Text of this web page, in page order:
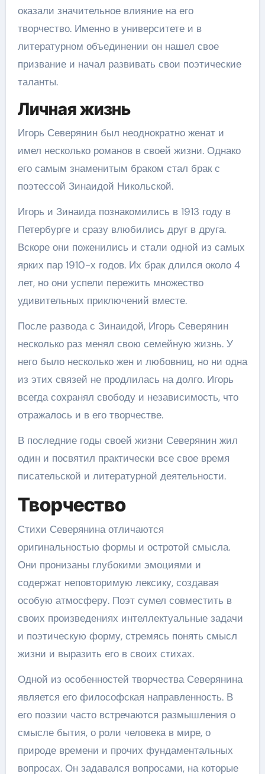
оказали значительное влияние на его
творчество. Именно в университете и в
литературном объединении он нашел свое
призвание и начал развивать свои поэтические
таланты.
Личная жизнь
Игорь Северянин был неоднократно женат и
имел несколько романов в своей жизни. Однако
его самым знаменитым браком стал брак с
поэтессой Зинаидой Никольской.
Игорь и Зинаида познакомились в 1913 году в
Петербурге и сразу влюбились друг в друга.
Вскоре они поженились и стали одной из самых
ярких пар 1910-х годов. Их брак длился около 4
лет, но они успели пережить множество
удивительных приключений вместе.
После развода с Зинаидой, Игорь Северянин
несколько раз менял свою семейную жизнь. У
него было несколько жен и любовниц, но ни одна
из этих связей не продлилась на долго. Игорь
всегда сохранял свободу и независимость, что
отражалось и в его творчестве.
В последние годы своей жизни Северянин жил
один и посвятил практически все свое время
писательской и литературной деятельности.
Творчество
Стихи Северянина отличаются
оригинальностью формы и остротой смысла.
Они пронизаны глубокими эмоциями и
содержат неповторимую лексику, создавая
особую атмосферу. Поэт сумел совместить в
своих произведениях интеллектуальные задачи
и поэтическую форму, стремясь понять смысл
жизни и выразить его в своих стихах.
Одной из особенностей творчества Северянина
является его философская направленность. В
его поэзии часто встречаются размышления о
смысле бытия, о роли человека в мире, о
природе времени и прочих фундаментальных
вопросах. Он задавался вопросами, на которые